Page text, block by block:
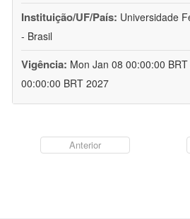
Instituição/UF/País: Universidade
- Brasil
Vigência: Mon Jan 08 00:00:00
00:00:00 BRT 2027
Anterior